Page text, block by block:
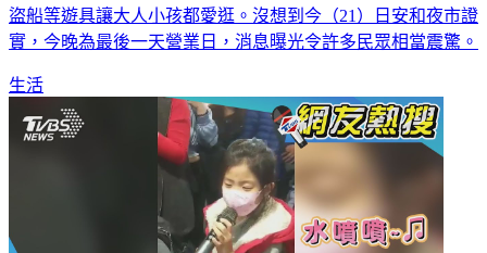
盜船等遊具讓大人小孩都愛逛。沒想到今（21）日安和夜市證
實，今晚為最後一天營業日，消息曝光令許多民眾相當震驚。
生活